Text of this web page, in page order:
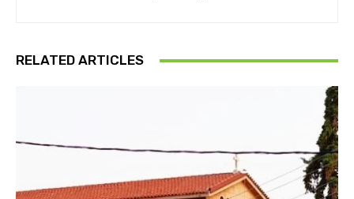
RELATED ARTICLES